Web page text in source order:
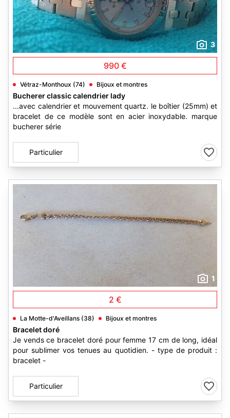
3
990 €
Vétraz-Monthoux (74) Bijoux et montres
Bucherer classic calendrier lady
...avec calendrier et mouvement quartz. le boîtier (25mm) et
bracelet de ce modèle sont en acier inoxydable. marque
bucherer série
Particulier
1
2 €
La Motte-d'Aveillans (38) Bijoux et montres
Bracelet doré
Je vends ce bracelet doré pour femme 17 cm de long, idéal
pour sublimer vos tenues au quotidien. - type de produit :
bracelet -
Particulier